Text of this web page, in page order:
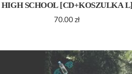
HIGH SCHOOL [CD+KOSZULKA L]
70.00 zł